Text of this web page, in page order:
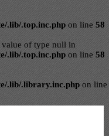
.lib/.top.inc.php on line 58
value of type null in
.lib/.top.inc.php on line 58
.lib/.library.inc.php on line